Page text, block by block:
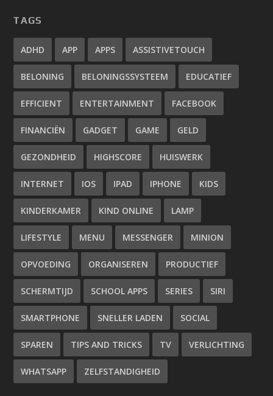
TAGS
ADHD APP APPS ASSISTIVETOUCH
BELONING BELONINGSSYSTEEM EDUCATIEF
EFFICIENT ENTERTAINMENT FACEBOOK
FINANCIËN GADGET GAME GELD
GEZONDHEID HIGHSCORE HUISWERK
INTERNET IOS IPAD IPHONE KIDS
KINDERKAMER KIND ONLINE LAMP
LIFESTYLE MENU MESSENGER MINION
OPVOEDING ORGANISEREN PRODUCTIEF
SCHERMTIJD SCHOOL APPS SERIES SIRI
SMARTPHONE SNELLER LADEN SOCIAL
SPAREN TIPS AND TRICKS TV VERLICHTING
WHATSAPP ZELFSTANDIGHEID